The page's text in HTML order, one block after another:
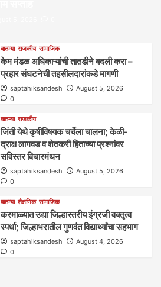
बातम्या राजकीय सामाजिक
केम मंडळ अधिकाऱ्यांची तातडीने बदली करा –
प्रहार संघटनेची तहसीलदारांकडे मागणी
saptahiksandesh
August 5, 2026
0
बातम्या राजकीय
जिंती येथे कृषीविषयक चर्चेला चालना; केळी-
द्राक्ष लागवड व शेतकरी हिताच्या प्रश्नांवर
सविस्तर विचारमंथन
saptahiksandesh
August 5, 2026
0
बातम्या शैक्षणिक सामाजिक
करमाळ्यात उद्या जिल्हास्तरीय इंग्रजी वक्तृत्व
स्पर्धा; जिल्हाभरातील गुणवंत विद्यार्थ्यांचा सहभाग
saptahiksandesh
August 4, 2026
0